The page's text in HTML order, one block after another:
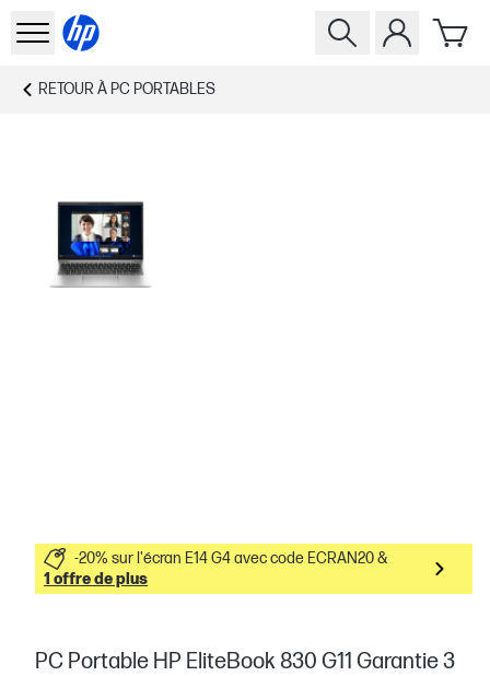
RETOUR À PC PORTABLES
-20% sur l'écran E14 G4 avec code ECRAN20 &
1 offre de plus
PC Portable HP EliteBook 830 G11 Garantie 3